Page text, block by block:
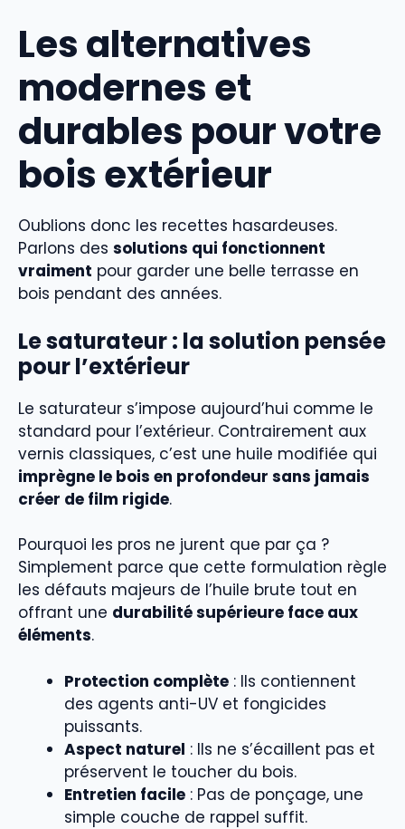
Les alternatives
modernes et
durables pour votre
bois extérieur
Oublions donc les recettes hasardeuses.
Parlons des solutions qui fonctionnent
vraiment pour garder une belle terrasse en
bois pendant des années.
Le saturateur : la solution pensée
pour l’extérieur
Le saturateur s’impose aujourd’hui comme le
standard pour l’extérieur. Contrairement aux
vernis classiques, c’est une huile modifiée qui
imprègne le bois en profondeur sans jamais
créer de film rigide.
Pourquoi les pros ne jurent que par ça ?
Simplement parce que cette formulation règle
les défauts majeurs de l’huile brute tout en
offrant une durabilité supérieure face aux
éléments.
Protection complète : Ils contiennent
des agents anti-UV et fongicides
puissants.
Aspect naturel : Ils ne s’écaillent pas et
préservent le toucher du bois.
Entretien facile : Pas de ponçage, une
simple couche de rappel suffit.